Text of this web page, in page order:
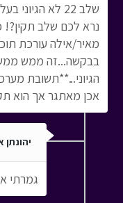
שלב 22 לא
נרא לכם שלב תקין?!
מאיר/אילה עורכת
בבקשה...זה ממש
הגיוני...**תשובת
אכן מאתגר אך הוא
גמרתי